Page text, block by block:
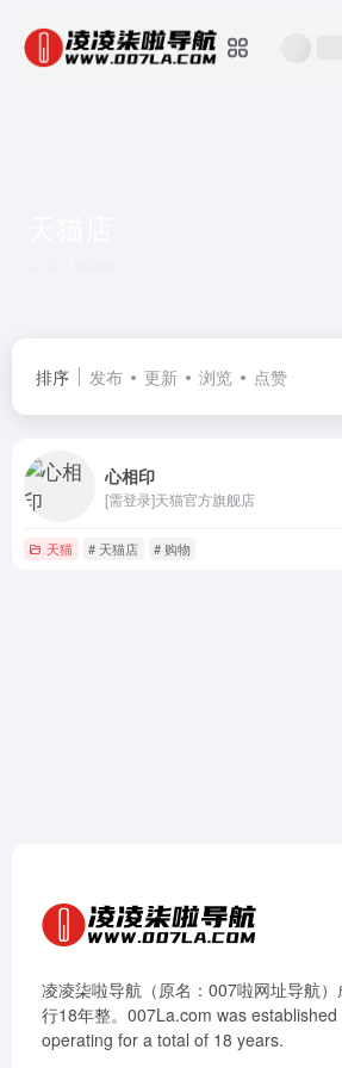
排序 发布 更新 浏览 点赞
心相印
[需登录]天猫官方旗舰店
天猫 # 天猫店 # 购物
凌凌柒啦导航（原名：007啦网址导航
行18年整。007La.com was
operating for a total of 18 years.